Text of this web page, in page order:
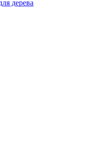
дерева